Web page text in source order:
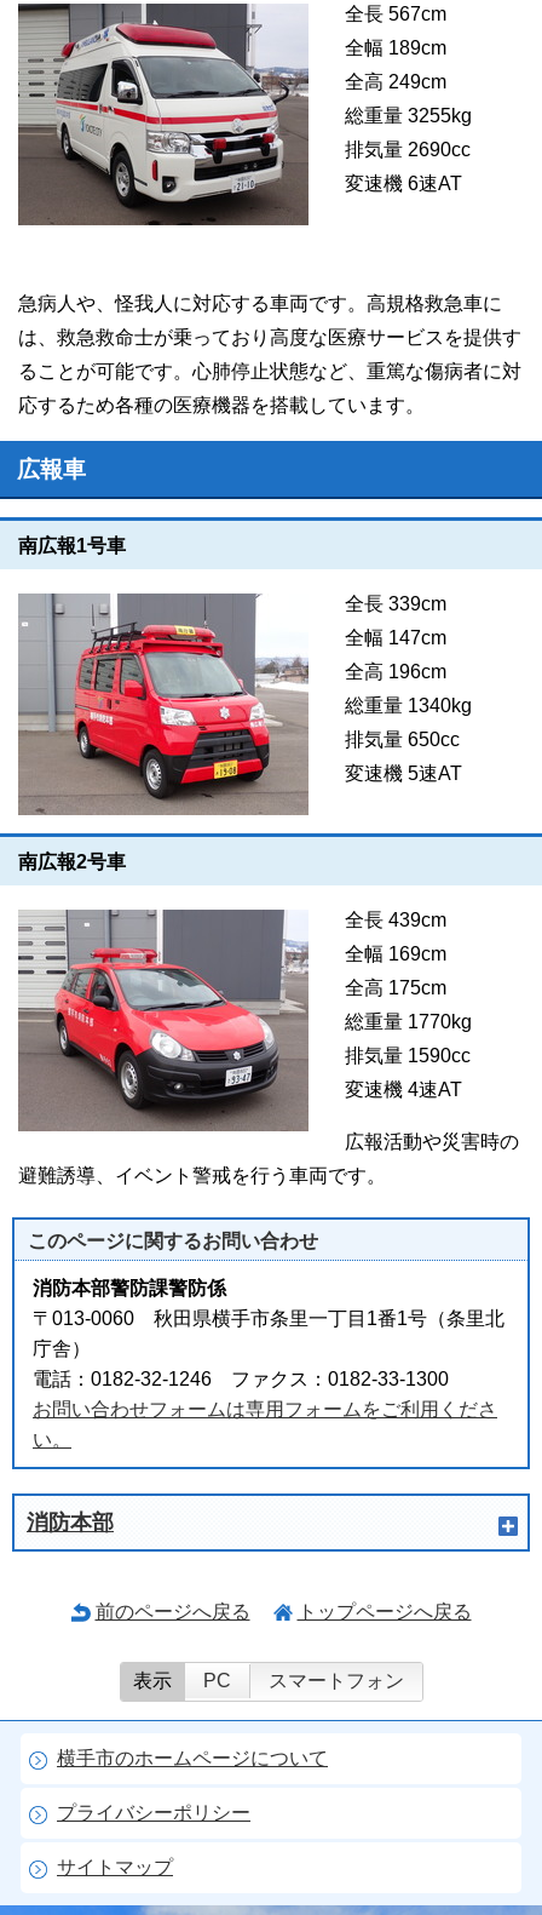
全長 567cm
全幅 189cm
全高 249cm
総重量 3255kg
排気量 2690cc
変速機 6速AT
急病人や、怪我人に対応する車両です。高規格救急車に
は、救急救命士が乗っており高度な医療サービスを提供す
ることが可能です。心肺停止状態など、重篤な傷病者に対
応するため各種の医療機器を搭載しています。
広報車
南広報1号車
全長 339cm
全幅 147cm
全高 196cm
総重量 1340kg
排気量 650cc
変速機 5速AT
南広報2号車
全長 439cm
全幅 169cm
全高 175cm
総重量 1770kg
排気量 1590cc
変速機 4速AT
広報活動や災害時の
避難誘導、イベント警戒を行う車両です。
このページに関するお問い合わせ
消防本部警防課警防係
〒013-0060 秋田県横手市条里一丁目1番1号（条里北
庁舎）
電話：0182-32-1246 ファクス：0182-33-1300
お問い合わせフォームは専用フォームをご利用くださ
い。
消防本部
前のページへ戻る トップページへ戻る
表示 PC スマートフォン
横手市のホームページについて
プライバシーポリシー
サイトマップ